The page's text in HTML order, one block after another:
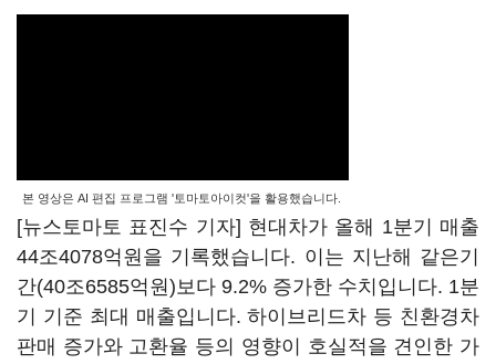
본 영상은 AI 편집 프로그램 '토마토아이컷'을 활용했습니다.
[뉴스토마토 표진수 기자] 현대차가 올해 1분기 매출
44조4078억원을 기록했습니다. 이는 지난해 같은기
간(40조6585억원)보다 9.2% 증가한 수치입니다. 1분
기 기준 최대 매출입니다. 하이브리드차 등 친환경차
판매 증가와 고환율 등의 영향이 호실적을 견인한 가